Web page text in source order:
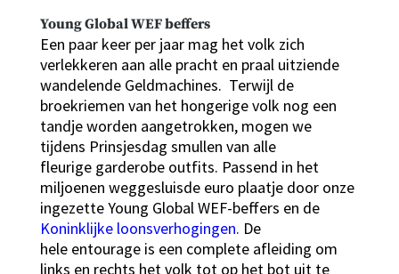
Young Global WEF beffers
Een paar keer per jaar mag het volk zich
verlekkeren aan alle pracht en praal uitziende
wandelende Geldmachines. Terwijl de
broekriemen van het hongerige volk nog een
tandje worden aangetrokken, mogen we
tijdens Prinsjesdag smullen van alle
fleurige garderobe outfits. Passend in het
miljoenen weggesluisde euro plaatje door onze
ingezette Young Global WEF-beffers en de
Koninklijke loonsverhogingen. De
hele entourage is een complete afleiding om
links en rechts het volk tot op het bot uit te